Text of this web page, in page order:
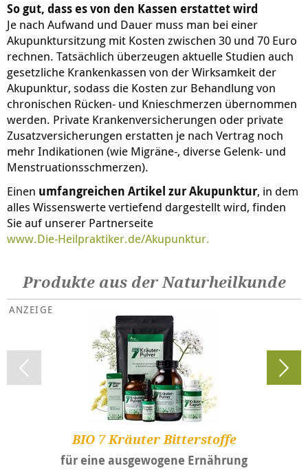
So gut, dass es von den Kassen erstattet wird
Je nach Aufwand und Dauer muss man bei einer
Akupunktursitzung mit Kosten zwischen 30 und 70 Euro
rechnen. Tatsächlich überzeugen aktuelle Studien auch
gesetzliche Krankenkassen von der Wirksamkeit der
Akupunktur, sodass die Kosten zur Behandlung von
chronischen Rücken- und Knieschmerzen übernommen
werden. Private Krankenversicherungen oder private
Zusatzversicherungen erstatten je nach Vertrag noch
mehr Indikationen (wie Migräne-, diverse Gelenk- und
Menstruationsschmerzen).
Einen umfangreichen Artikel zur Akupunktur, in dem
alles Wissenswerte vertiefend dargestellt wird, finden
Sie auf unserer Partnerseite
www.Die-Heilpraktiker.de/Akupunktur.
Produkte aus der Naturheilkunde
BIO 7 Kräuter Bitterstoffe
für eine ausgewogene Ernährung